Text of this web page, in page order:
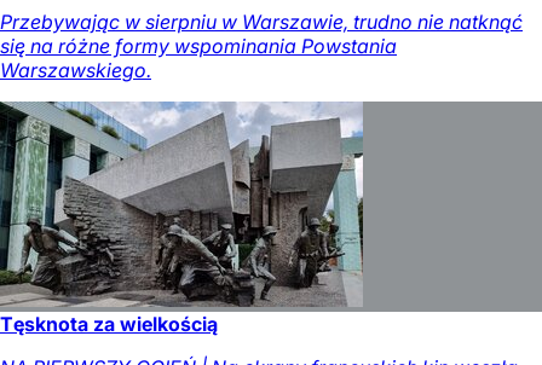
Przebywając w sierpniu w Warszawie, trudno nie natknąć
się na różne formy wspominania Powstania
Warszawskiego.
Tęsknota za wielkością